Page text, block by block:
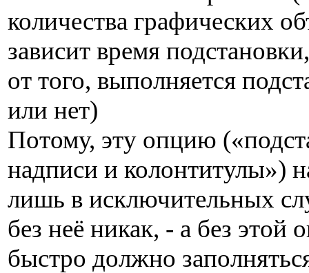
количества графических
зависит время
от того, выполняется
или нет)
Потому, эту опцию
надписи и колонтитулы»)
лишь в исключительных
без неё никак, - а без этой
быстро должно